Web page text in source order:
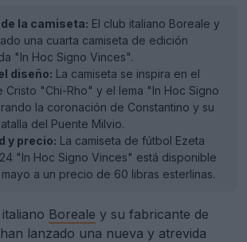
la camiseta: El club italiano Boreale y
una cuarta camiseta de edición
"In Hoc Signo Vinces".
diseño: La camiseta se inspira en el
Cristo "Chi-Rho" y el lema "In Hoc Signo
la coronación de Constantino y su
del Puente Milvio.
y precio: La camiseta de fútbol Ezeta
"In Hoc Signo Vinces" está disponible
a un precio de 60 libras esterlinas.
Boreale y su fabricante de
han lanzado una nueva y atrevida